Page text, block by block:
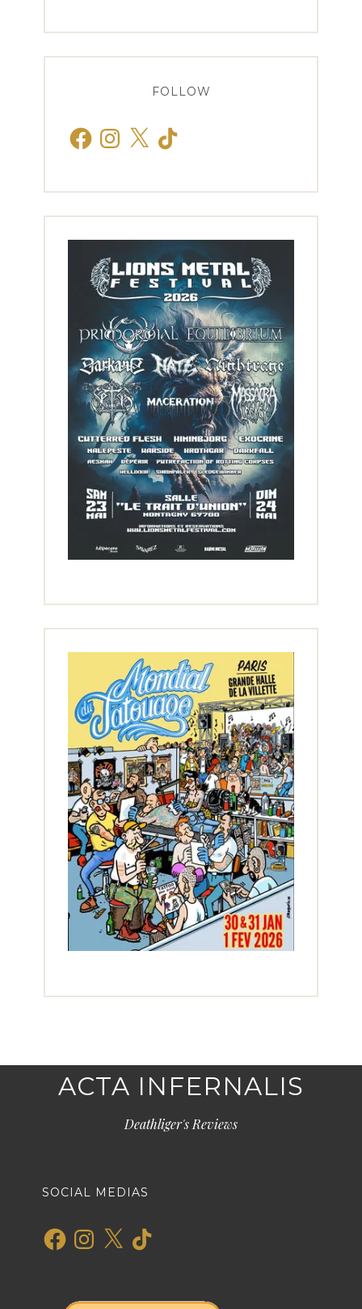
FOLLOW
FacebookInstagram
X TikTok
ACTA INFERNALIS
Deathliger's Reviews
SOCIAL MEDIAS
FacebookInstagram
X TikTok